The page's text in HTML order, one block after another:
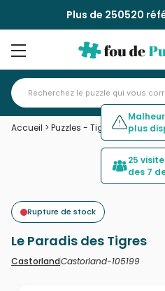
Plus de 250520
Accueil > Puzzles - Tigres>Le
Rupture de stock
Le Paradis des Tigres
CastorlandCastorland-105199
plus
25
des 7